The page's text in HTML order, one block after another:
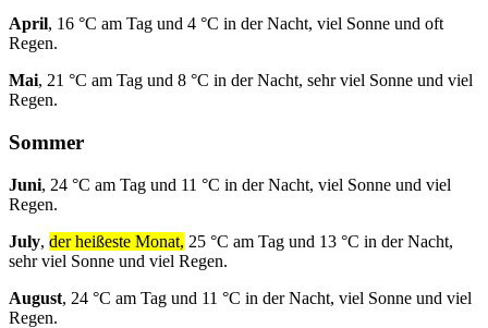
April, 16 °C am Tag und 4 °C in der Nacht, viel Sonne und oft
Regen.
Mai, 21 °C am Tag und 8 °C in der Nacht, sehr viel Sonne und viel
Regen.
Sommer
Juni, 24 °C am Tag und 11 °C in der Nacht, viel Sonne und viel
Regen.
July, der heißeste Monat, 25 °C am Tag und 13 °C in der Nacht,
sehr viel Sonne und viel Regen.
August, 24 °C am Tag und 11 °C in der Nacht, viel Sonne und viel
Regen.